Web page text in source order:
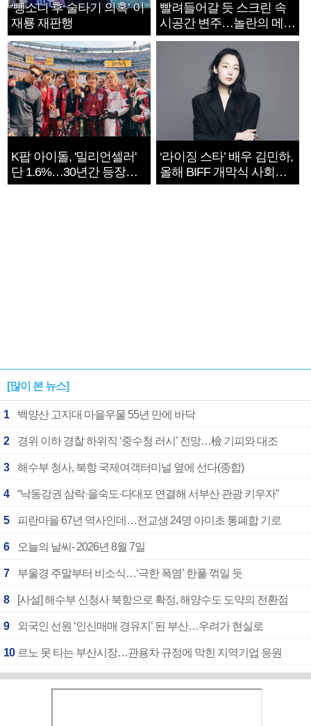
‘뺑소니 후 술타기 의혹’ 이
재룡 재판행
빨려들어갈 듯 스크린 속
시공간 변주…놀란의 메시
지는 ‘전쟁 속죄’
K팝 아이돌, '밀리언셀러'
단 1.6%…30년간 등장
1182개팀 전수조사
‘라이징 스타’ 배우 김민하,
올해 BIFF 개막식 사회자
확정
[많이 본 뉴스]
1 백양산 고지대 마을우물 55년 만에 바닥
2 경위 이하 경찰 하위직 ‘중수청 러시’ 전망…檢 기피와 대조
3 해수부 청사, 북항 국제여객터미널 옆에 선다(종합)
4 “낙동강권 삼락·을숙도·다대포 연결해 서부산 관광 키우자”
5 피란마을 67년 역사인데…전교생 24명 아미초 통폐합 기로
6 오늘의 날씨- 2026년 8월 7일
7 부울경 주말부터 비소식…‘극한 폭염’ 한풀 꺾일 듯
8 [사설] 해수부 신청사 북항으로 확정, 해양수도 도약의 전환점
9 외국인 선원 ‘인신매매 경유지’ 된 부산…우려가 현실로
10 르노 못 타는 부산시장…관용차 규정에 막힌 지역기업 응원